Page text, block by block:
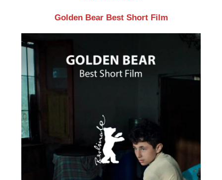
Golden Bear Best Short Film